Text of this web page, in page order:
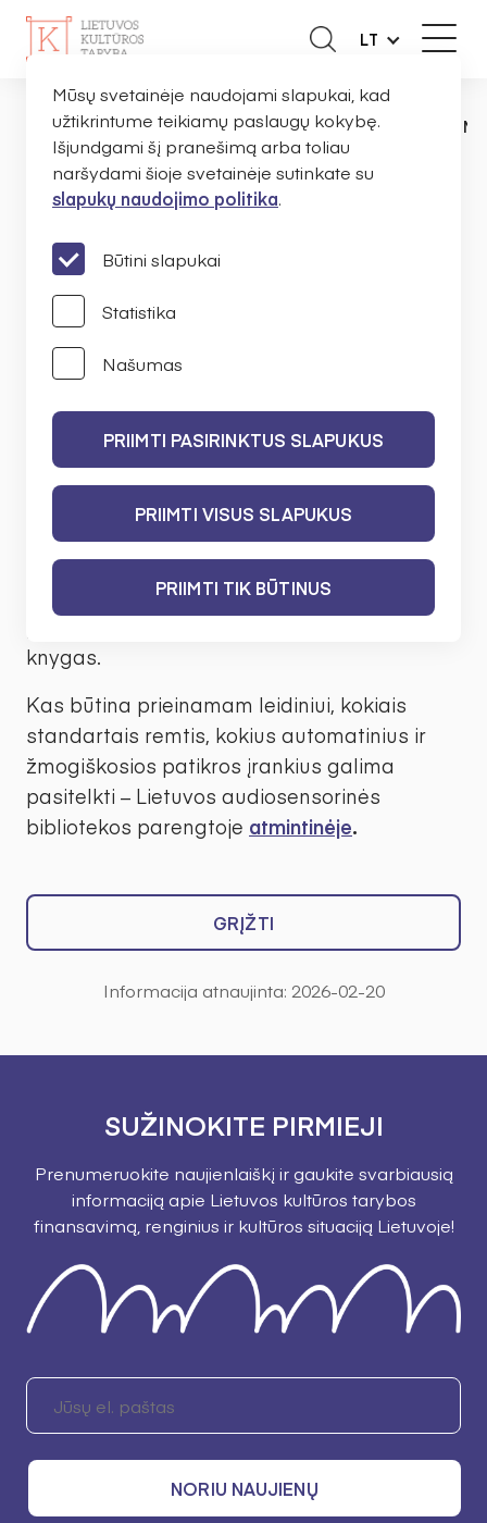
LT
PAGRINDINIS
DUK ORGANIZACIJOMS KAIP
Kaip parengti prieinamą
skaitmeninį tekstinį
Lietuvos kultūros tarybos
administruojamomis lėšomis finansuojamų
projektų teikimo gairės nurodo, kad
finansuoti skaitmeniniai tekstiniai leidiniai
privalo atitikti Lietuvos Respublikos gaminių
ir paslaugų prieinamumo reikalavimų
įstatymo nuostatas, kuriomis el. knygų
leidėjai įpareigojami į rinką išleisti tik
knygas.
Kas būtina prieinamam leidiniui, kokiais
standartais remtis, kokius automatinius ir
žmogiškosios patikros įrankius galima
pasitelkti – Lietuvos audiosensorinės
bibliotekos parengtoje atmintinėje.
GRĮŽTI
Informacija atnaujinta: 2026-02-20
SUŽINOKITE PIRMIEJI
Prenumeruokite naujienlaiškį ir gaukite svarbiausią
informaciją apie Lietuvos kultūros tarybos
finansavimą, renginius ir kultūros situaciją Lietuvoje!
NORIU NAUJIENŲ
Mūsų svetainėje naudojami slapukai, kad
užtikrintume teikiamų paslaugų kokybę.
Išjundgami šį pranešimą arba toliau
naršydami šioje svetainėje sutinkate su
slapukų naudojimo politika.
Būtini slapukai
Statistika
Našumas
PRIIMTI PASIRINKTUS SLAPUKUS
PRIIMTI VISUS SLAPUKUS
PRIIMTI TIK BŪTINUS